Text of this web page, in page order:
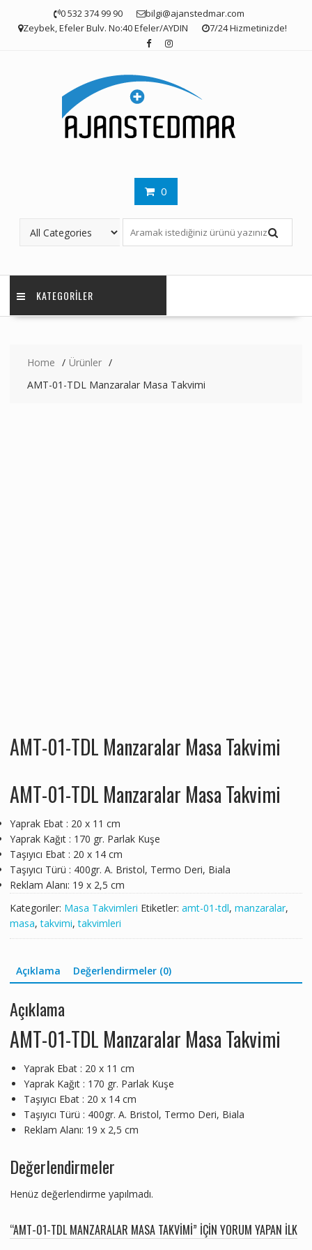
0 532 374 99 90
bilgi@ajanstedmar.com
Zeybek, Efeler Bulv. No:40 Efeler/AYDIN
7/24 Hizmetinizde!
0
KATEGORILER
Home
Ürünler
AMT-01-TDL Manzaralar Masa Takvimi
AMT-01-TDL Manzaralar Masa Takvimi
AMT-01-TDL Manzaralar Masa Takvimi
Yaprak Ebat : 20 x 11 cm
Yaprak Kağıt : 170 gr. Parlak Kuşe
Taşıyıcı Ebat : 20 x 14 cm
Taşıyıcı Türü : 400gr. A. Bristol, Termo Deri, Biala
Reklam Alanı: 19 x 2,5 cm
Kategoriler: Masa Takvimleri Etiketler: amt-01-tdl, manzaralar,
masa,takvimi,takvimleri
Açıklama Değerlendirmeler (0)
Açıklama
AMT-01-TDL Manzaralar Masa Takvimi
Yaprak Ebat : 20 x 11 cm
Yaprak Kağıt : 170 gr. Parlak Kuşe
Taşıyıcı Ebat : 20 x 14 cm
Taşıyıcı Türü : 400gr. A. Bristol, Termo Deri, Biala
Reklam Alanı: 19 x 2,5 cm
Değerlendirmeler
Henüz değerlendirme yapılmadı.
“AMT-01-TDL MANZARALAR MASA TAKVIMI” IÇIN YORUM YAPAN ILK